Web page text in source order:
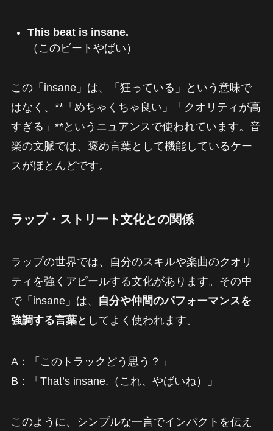
This beat is insane.
（このビートやばい）
この「insane」は、「狂っている」という意味で
はなく、**「めちゃくちゃ良い」「クオリティが高
すぎる」**というニュアンスで使われています。音
楽の文脈では、褒め言葉として機能しているケー
スがほとんどです。
ラップ・ストリート文化との関係
ラップの世界では、自分のスキルや楽曲のクオリ
ティを強くアピールする文化があります。その中
で「insane」は、
自分や仲間のパフォーマンスを
強調する言葉としてよく使われます。
A：「このトラックどう思う？」
B：「That’s insane.（これ、やばいね）」
このように、シンプルな一言でインパクトを伝え